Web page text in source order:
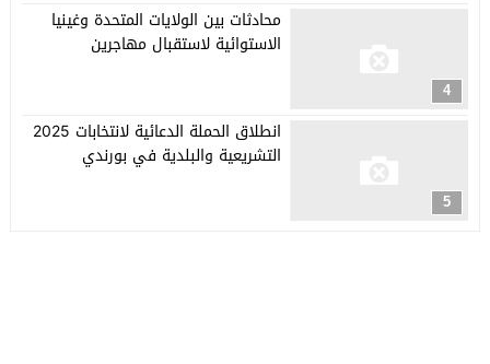
4
محادثات بين الولايات المتحدة وغينيا
الاستوائية لاستقبال مهاجرين
5
انطلاق الحملة الدعائية لانتخابات 2025
التشريعية والبلدية في بورندي